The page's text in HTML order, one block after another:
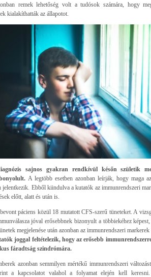
remek lehetőség volt a tudósok számára, hogy
kialakíthatták az állapotot.
sajnos gyakran rendkívül későn születik
A legtöbb esetben azonban leírják, hogy maga
jelentkezik. Ebből kiindulva a kutatók az immunrendszeri
előtt, alatt és után is.
páciens közül 18 mutatott CFS-szerű tüneteket. A
jóval erősebbnek bizonyult a többiekéhez
megjelenése után azonban az immunrendszeri
joggal feltételezik, hogy az erősebb
fáradtság szindrómára.
azonban semmilyen mértékű immunrendszeri
a kapcsolatot valahol a folyamat elején kell